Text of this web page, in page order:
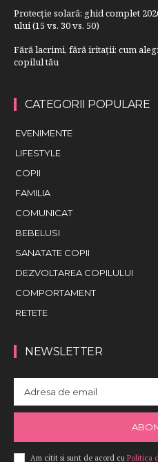
Protecție solară: ghid complet
ului (15 vs. 30 vs. 50)
Fără lacrimi, fără iritații: cum
copilul tău
CATEGORII POPULARE
EVENIMENTE
LIFESTYLE
COPII
FAMILIA
COMUNICAT
BEBELUSI
SANATATE COPII
DEZVOLTAREA COPILULUI
COMPORTAMENT
RETETE
NEWSLETTER
Am citit si sunt de acord cu Politica